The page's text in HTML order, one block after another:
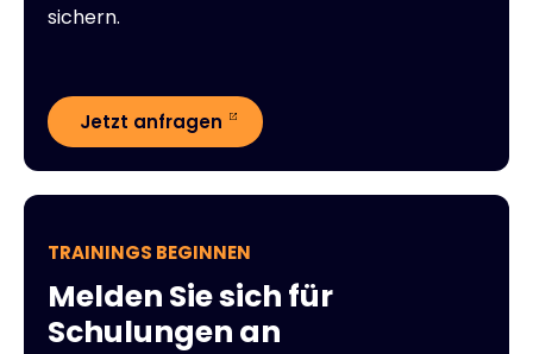
sichern.
Jetzt anfragen
TRAININGS BEGINNEN
Melden Sie sich für
Schulungen an